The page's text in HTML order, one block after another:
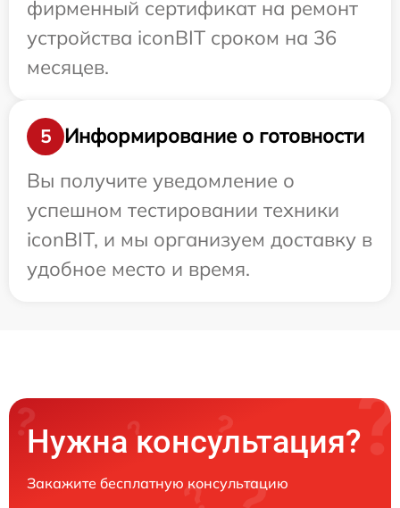
фирменный сертификат на ремонт
устройства iconBIT сроком на 36
месяцев.
5
Информирование о готовности
Вы получите уведомление о
успешном тестировании техники
iconBIT, и мы организуем доставку в
удобное место и время.
Нужна консультация?
Закажите бесплатную консультацию